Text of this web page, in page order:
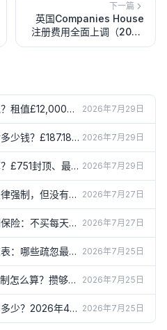
下一篇
英国Companies House
注册费用全面上调（2026
年2月）：最新收费标准完
租值£12,000以
2026年7月29日
少钱？£187.18周
）
2026年7月29日
£751封顶、最高 2026年7月29日
强制，但没有它
）
2026年7月27日
险：不买每天罚
2026年7月27日
：哪些疏忽最容
）
2026年7月25日
怎么算？攒够分
2026年7月25日
少？2026年4月
）
2026年7月25日